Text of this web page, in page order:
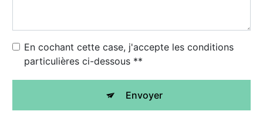
En cochant cette case, j'accepte les conditions
particulières ci-dessous **
Envoyer